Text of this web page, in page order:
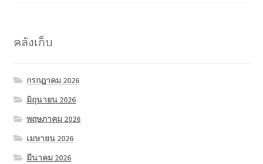
คลังเก็บ
กรกฎาคม 2026
มิถุนายน 2026
พฤษภาคม 2026
เมษายน 2026
มีนาคม 2026